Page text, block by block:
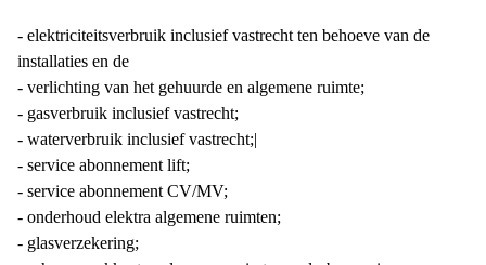
- elektriciteitsverbruik inclusief vastrecht ten behoeve van de
installaties en de
- verlichting van het gehuurde en algemene ruimte;
- gasverbruik inclusief vastrecht;
- waterverbruik inclusief vastrecht;|
- service abonnement lift;
- service abonnement CV/MV;
- onderhoud elektra algemene ruimten;
- glasverzekering;